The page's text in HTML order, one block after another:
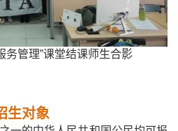
务管理”课堂结课师生合影
生对象